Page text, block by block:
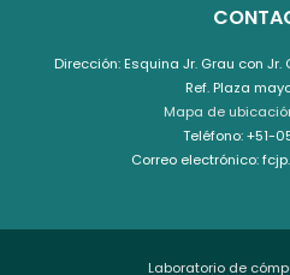
Dirección: Esquina Jr. Grau con Jr.
Ref. Plaza
Mapa de
Teléfono: +51-
Correo electrónico:
Laboratorio de